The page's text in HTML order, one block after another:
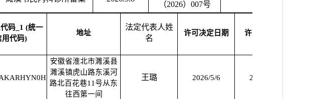
（2026）007号
码_1 (统一
用代码)
地址
法定代表人姓
名
许可决定日期 许可截止期
安徽省淮北市濉溪县
濉溪镇虎山路东溪河
路北百花巷11号从东
往西第一间
王璐 2026/5/6 2030/5/5